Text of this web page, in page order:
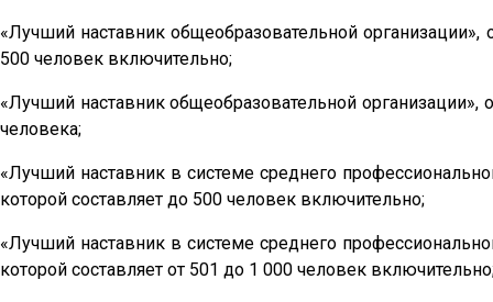
«Лучший наставник общеобразовательной
500 человек включительно;
«Лучший наставник общеобразовательной
человека;
«Лучший наставник в системе среднего
которой составляет до 500 человек включительно;
«Лучший наставник в системе среднего
которой составляет от 501 до 1 000 человек